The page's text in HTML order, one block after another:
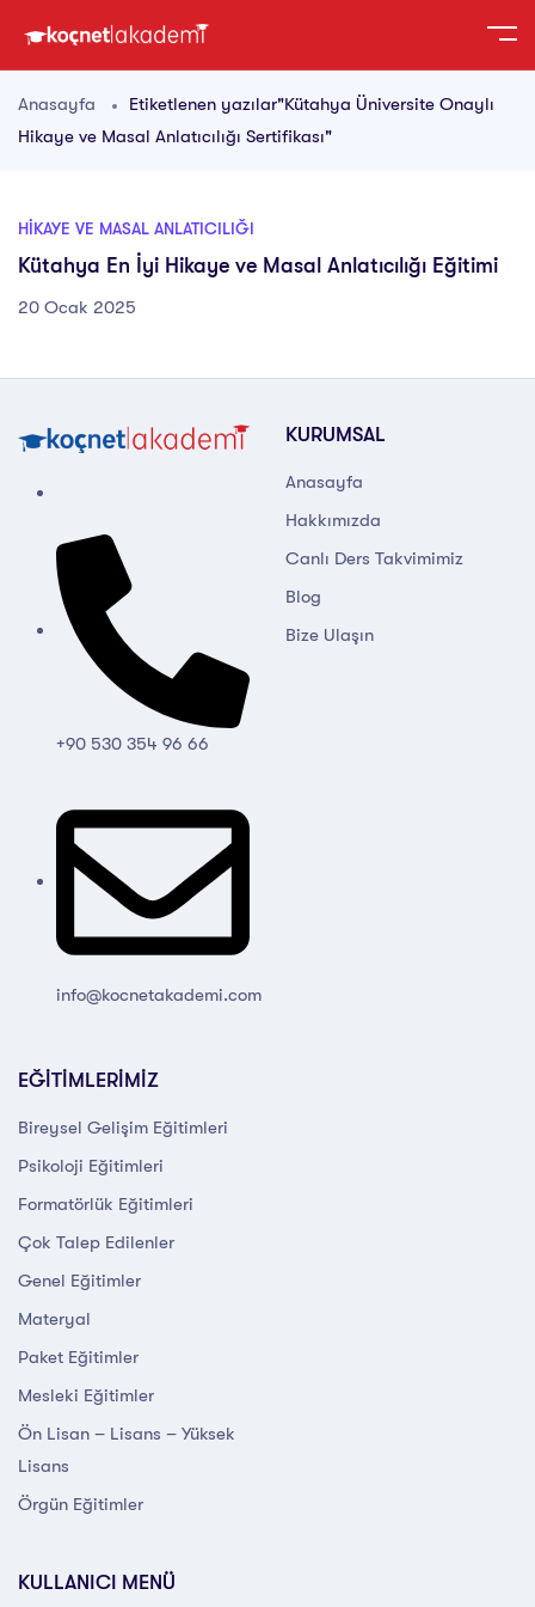
Anasayfa
Etiketlenen yazılar"Kütahya Üniversite Onaylı
Hikaye ve Masal Anlatıcılığı Sertifikası"
HIKAYE VE MASAL ANLATICILIĞI
Kütahya En İyi Hikaye ve Masal Anlatıcılığı Eğitimi
20 Ocak 2025
+90 530 354 96 66
info@kocnetakademi.com
KURUMSAL
Anasayfa
Hakkımızda
Canlı Ders Takvimimiz
Blog
Bize Ulaşın
EĞİTİMLERİMİZ
Bireysel Gelişim Eğitimleri
Psikoloji Eğitimleri
Formatörlük Eğitimleri
Çok Talep Edilenler
Genel Eğitimler
Materyal
Paket Eğitimler
Mesleki Eğitimler
Ön Lisan – Lisans – Yüksek
Lisans
Örgün Eğitimler
KULLANICI MENÜ